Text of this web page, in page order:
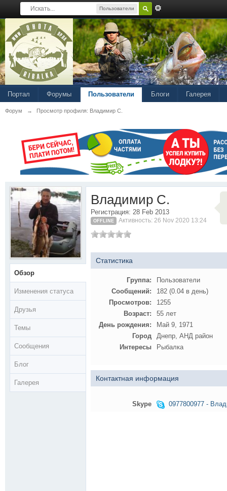
Пользователи
Портал Форумы Пользователи Блоги Галерея
Форум → Просмотр профиля: Владимир С.
Обзор
Изменения статуса
Друзья
Темы
Сообщения
Блог
Галерея
Владимир С.
Регистрация: 28 Feb 2013
OFFLINE Активность: 26 Nov 2020 13:24
Статистика
Группа:
Пользователи
Сообщений:
182 (0.04 в день)
Просмотров:
1255
Возраст:
55 лет
День рождения:
Май 9, 1971
Город
Днепр, АНД район
Интересы
Рыбалка
Контактная информация
Skype 0977800977 -